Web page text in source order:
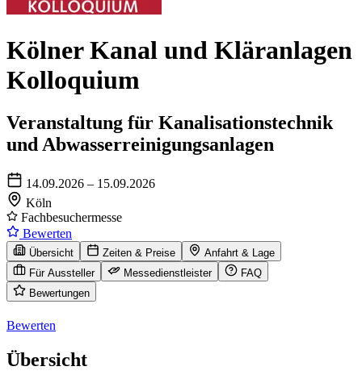
Kölner Kanal und Kläranlagen
Kolloquium
Veranstaltung für Kanalisationstechnik
und Abwasserreinigungsanlagen
14.09.2026 – 15.09.2026
Köln
Fachbesuchermesse
Bewerten
Übersicht Zeiten & Preise
Anfahrt & Lage
Für Aussteller
Messedienstleister
FAQ
Bewertungen
Bewerten
Übersicht